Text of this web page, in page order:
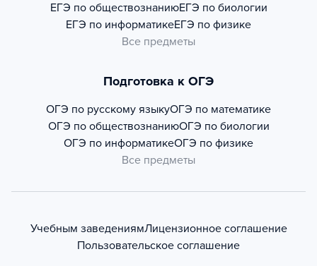
ЕГЭ по обществознаниюЕГЭ по биологии
ЕГЭ по информатикеЕГЭ по физике
Все предметы
Подготовка к ОГЭ
ОГЭ по русскому языкуОГЭ по математике
ОГЭ по обществознаниюОГЭ по биологии
ОГЭ по информатикеОГЭ по физике
Все предметы
Учебным заведениямЛицензионное соглашение
Пользовательское соглашение